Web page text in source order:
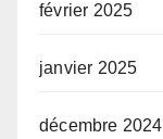
février 2025
janvier 2025
décembre 2024